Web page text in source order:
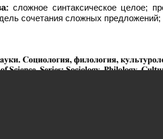
сложное синтаксическое целое;
сочетания сложных